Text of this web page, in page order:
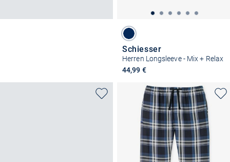
Schiesser
Herren Longsleeve - Mix + Relax
44,99 €